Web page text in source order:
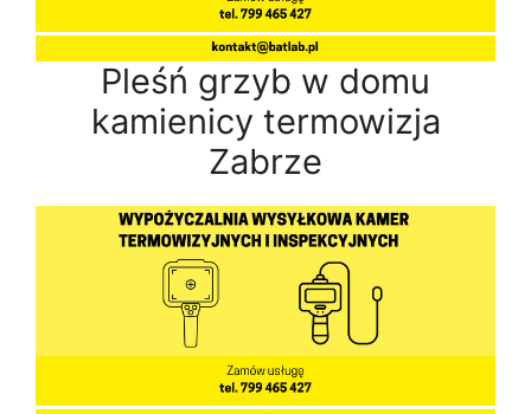
Pleśń grzyb w domu
kamienicy termowizja
Zabrze